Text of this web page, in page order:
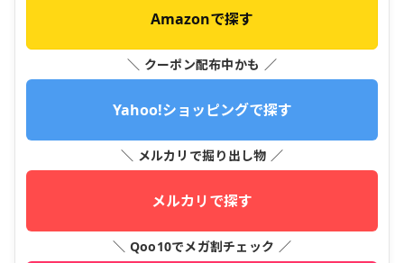
Amazonで探す
＼ クーポン配布中かも ／
Yahoo!ショッピングで探す
＼ メルカリで掘り出し物 ／
メルカリで探す
＼ Qoo10でメガ割チェック ／